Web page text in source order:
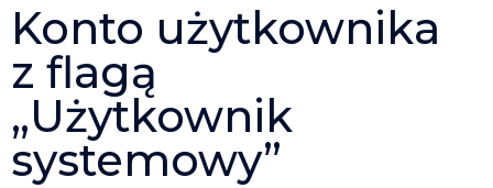
Konto użytkownika
z flagą
„Użytkownik
systemowy”